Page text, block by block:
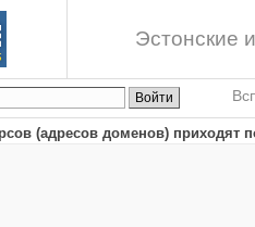
Эстонские
(адресов доменов) приходят